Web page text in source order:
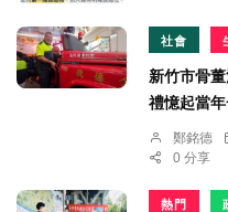
社會
新竹市骨
禮憶起當
鄭銘德
0 分享
熱門